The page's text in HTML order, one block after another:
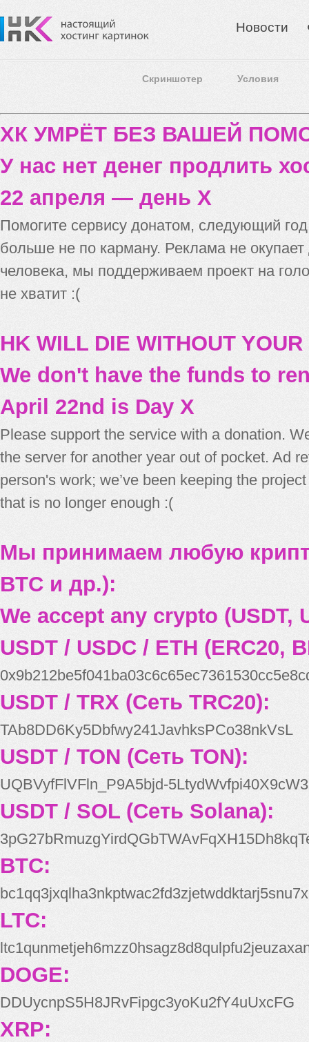
Новости
Скриншотер Условия
ХК УМРЁТ БЕЗ ВАШЕЙ
У нас нет денег продлить
22 апреля — день X
Помогите сервису донатом, следующий
больше не по карману. Реклама не
человека, мы поддерживаем проект на
не хватит :(
HK WILL DIE WITHOUT
We don't have the funds to
April 22nd is Day X
Please support the service with a donation.
the server for another year out of pocket. Ad
person's work; we’ve been keeping the
that is no longer enough :(
Мы принимаем любую
BTC и др.):
We accept any crypto (USDT,
USDT / USDC / ETH (ERC20,
USDT / TRX (Сеть TRC20):
TAb8DD6Ky5Dbfwy241JavhksPCo38nkVsL
USDT / TON (Сеть TON):
UQBVyfFlVFln_P9A5bjd-
USDT / SOL (Сеть Solana):
BTC:
bc1qq3jxqlha3nkptwac2fd3zjetwddktarj5snu7x
LTC:
DOGE:
DDUycnpS5H8JRvFipgc3yoKu2fY4uUxcFG
XRP: